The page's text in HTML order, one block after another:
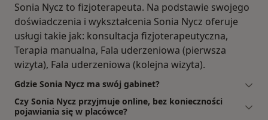
Sonia Nycz to fizjoterapeuta. Na podstawie swojego
doświadczenia i wykształcenia Sonia Nycz oferuje
usługi takie jak: konsultacja fizjoterapeutyczna,
Terapia manualna, Fala uderzeniowa (pierwsza
wizyta), Fala uderzeniowa (kolejna wizyta).
Gdzie Sonia Nycz ma swój gabinet?
Czy Sonia Nycz przyjmuje online, bez konieczności
pojawiania się w placówce?